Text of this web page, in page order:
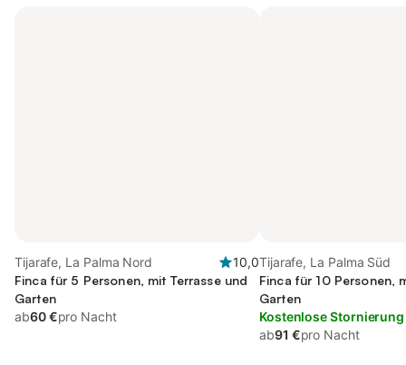
Tijarafe, La Palma Nord
10,0
Finca für 5 Personen, mit Terrasse und
Garten
ab60 €pro Nacht
Tijarafe, La Palma Süd
Finca für 10 Personen,
Garten
Kostenlose Stornierung
ab91 €pro Nacht